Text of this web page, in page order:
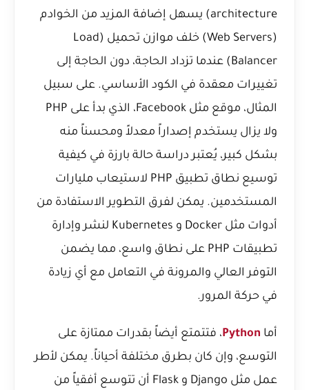
architecture) يسهل إضافة المزيد من الخوادم
(Web Servers) خلف موازن تحميل (Load
Balancer) عندما تزداد الحاجة، دون الحاجة إلى
تغييرات معقدة في الكود الأساسي. على سبيل
المثال، موقع مثل Facebook، الذي بدأ على PHP
ولا يزال يستخدم إصداراً معدلاً ومحسناً منه
بشكل كبير، يُعتبر دراسة حالة بارزة في كيفية
توسيع نطاق تطبيق PHP لاستيعاب مليارات
المستخدمين. يمكن لفرق التطوير الاستفادة من
أدوات مثل Docker و Kubernetes لنشر وإدارة
تطبيقات PHP على نطاق واسع، مما يضمن
التوفر العالي والمرونة في التعامل مع أي زيادة
في حركة المرور.
أما Python، فتتمتع أيضاً بقدرات ممتازة على
التوسع، وإن كان بطرق مختلفة أحياناً. يمكن لأطر
عمل مثل Django و Flask أن تتوسع أفقياً من